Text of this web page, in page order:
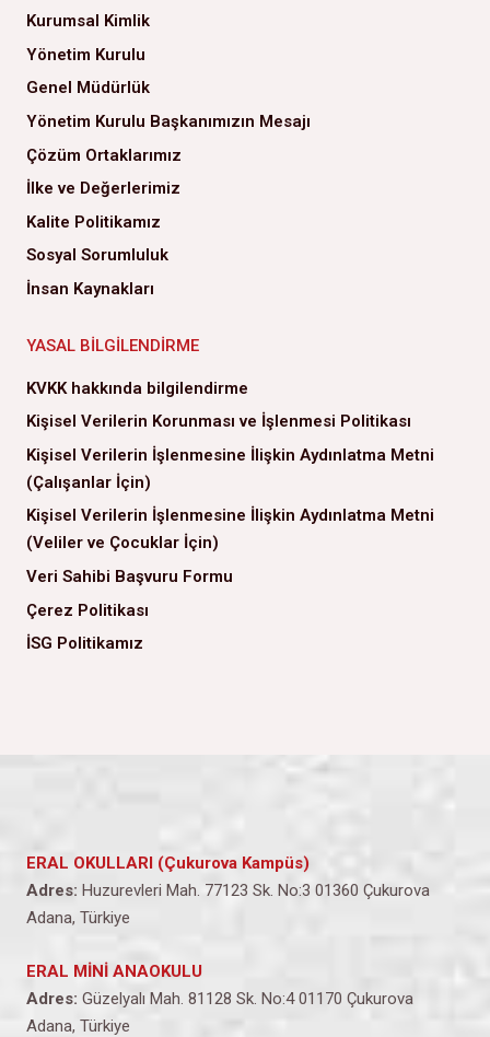
Kurumsal Kimlik
Yönetim Kurulu
Genel Müdürlük
Yönetim Kurulu Başkanımızın Mesajı
Çözüm Ortaklarımız
İlke ve Değerlerimiz
Kalite Politikamız
Sosyal Sorumluluk
İnsan Kaynakları
YASAL BILGILENDIRME
KVKK hakkında bilgilendirme
Kişisel Verilerin Korunması ve İşlenmesi Politikası
Kişisel Verilerin İşlenmesine İlişkin Aydınlatma Metni
(Çalışanlar İçin)
Kişisel Verilerin İşlenmesine İlişkin Aydınlatma Metni
(Veliler ve Çocuklar İçin)
Veri Sahibi Başvuru Formu
Çerez Politikası
İSG Politikamız
ERAL OKULLARI (Çukurova Kampüs)
Adres: Huzurevleri Mah. 77123 Sk. No:3 01360 Çukurova
Adana, Türkiye
ERAL MİNİ ANAOKULU
Adres: Güzelyalı Mah. 81128 Sk. No:4 01170 Çukurova
Adana, Türkiye